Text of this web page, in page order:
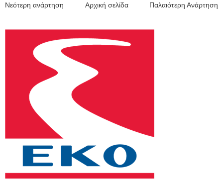
Νεότερη ανάρτηση Παλαιότερη Ανάρτηση
Αρχική σελίδα